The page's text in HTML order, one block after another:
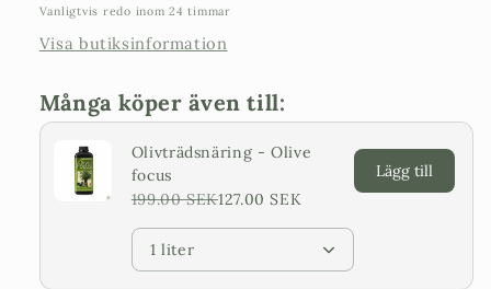
Vanligtvis redo inom 24 timmar
Visa butiksinformation
Många köper även till:
Olivträdsnäring - Olive
focus
199.00 SEK127.00 SEK
1 liter
Lägg till